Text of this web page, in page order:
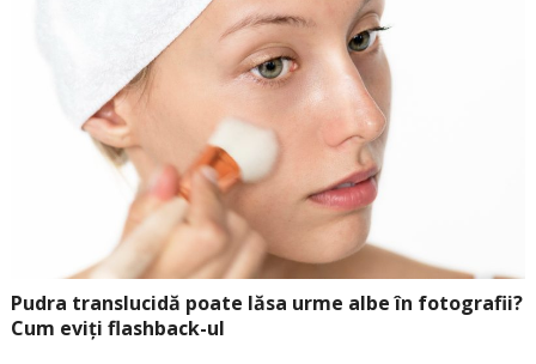
Pudra translucidă poate lăsa urme albe în fotografii?
Cum eviți flashback-ul